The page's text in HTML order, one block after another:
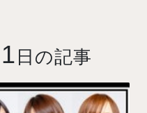
1 日の記事